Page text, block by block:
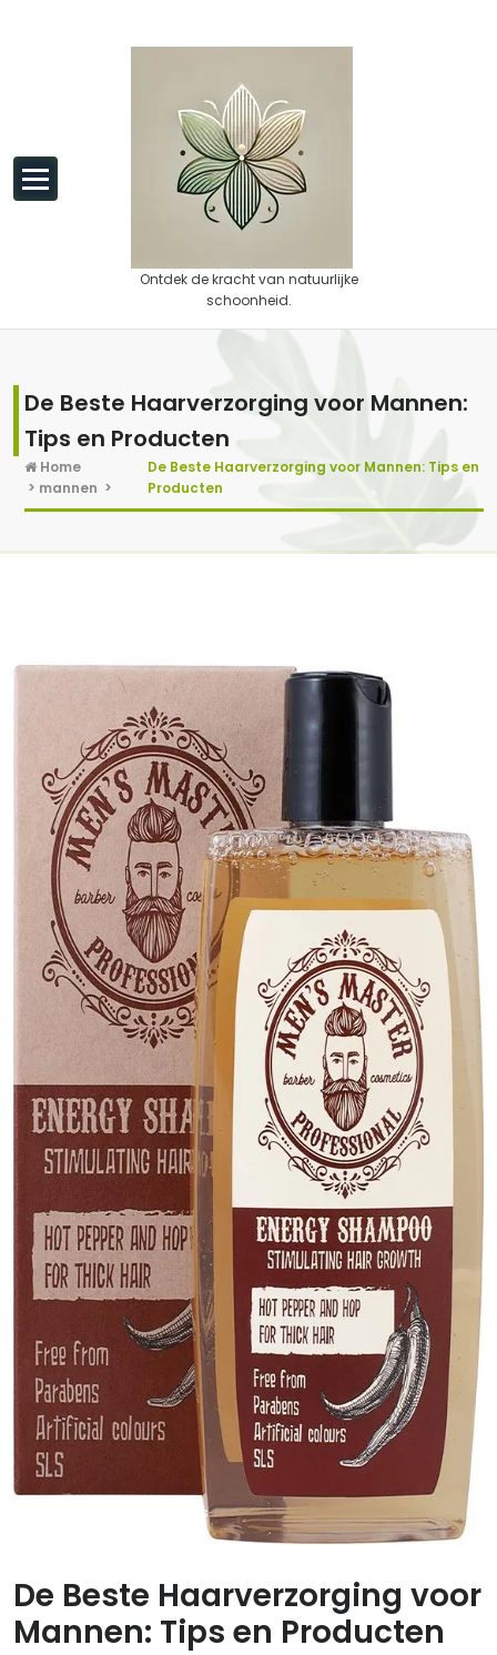
Ontdek de kracht van natuurlijke
schoonheid.
De Beste Haarverzorging voor Mannen:
Tips en Producten
Home
> mannen >
De Beste Haarverzorging voor Mannen: Tips en
Producten
0 reacties
De Beste Haarverzorging voor
Mannen: Tips en Producten